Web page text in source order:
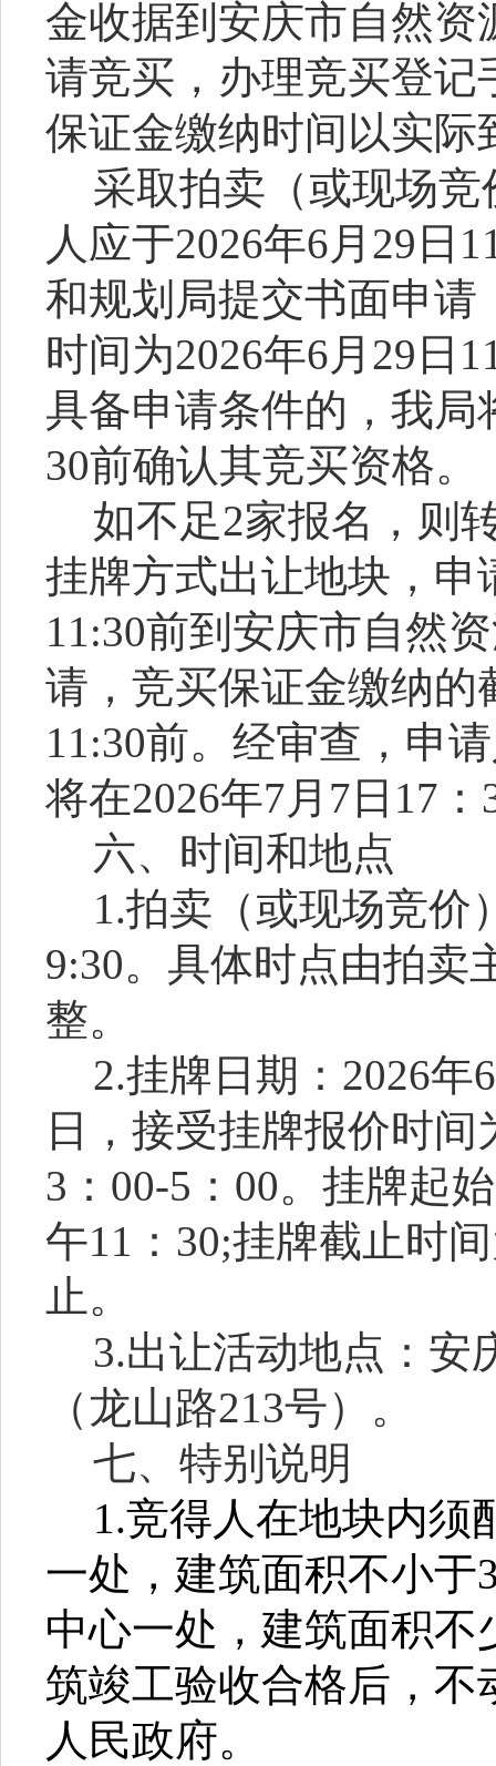
金收据到安庆市自然资
请竞买，办理竞买登记
保证金缴纳时间以实际
采取拍卖（或现场
人应于2026年6月 29 日
和规划局提交书面申请
时间为2026年6月 29 日
具备申请条件的， 我局
30前确认其竞买资格。
如不足2家报名，则
挂牌方式出让地块，申
11:30前到安庆市自然
请 ， 竞买保证金缴纳的
11:30前。经审查，申
将在2026年7月 7 日 17
六、时间和地点
1.拍卖 （或现场竞价
9:30。具体时点由拍卖
整。
2.挂牌日期：2026年6
日 ，接受挂牌报价时间
3：00-5：00。挂牌起
午11：30;挂牌截止时
止。
3.出让活动地点：安
（龙山路213号）。
七、特别说明
1.竞得人在地块内须
一处，建筑面积不小于
中心一处，建筑面积不
筑竣工验收合格后，
人民政府。